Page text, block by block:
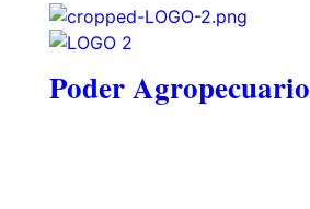
Poder Agropecuario